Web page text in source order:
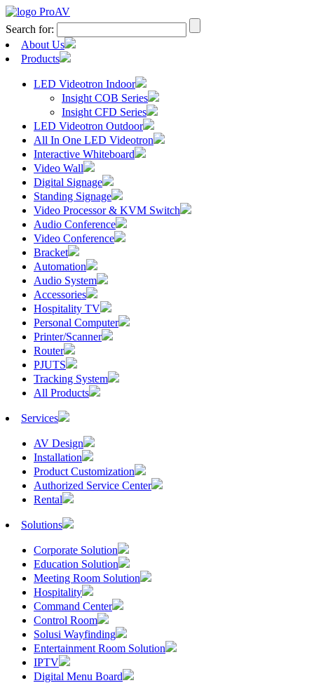
Search for:
About Us
Products
LED Videotron Indoor
Insight COB Series
Insight CFD Series
LED Videotron Outdoor
All In One LED Videotron
Interactive Whiteboard
Video Wall
Digital Signage
Standing Signage
Video Processor & KVM Switch
Audio Conference
Video Conference
Bracket
Automation
Audio System
Accessories
Hospitality TV
Personal Computer
Printer/Scanner
Router
PJUTS
Tracking System
All Products
Services
AV Design
Installation
Product Customization
Authorized Service Center
Rental
Solutions
Corporate Solution
Education Solution
Meeting Room Solution
Hospitality
Command Center
Control Room
Solusi Wayfinding
Entertainment Room Solution
IPTV
Digital Menu Board